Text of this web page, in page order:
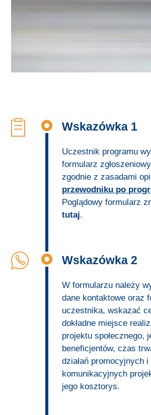
Edycja IV – 2022
Edycja II – 2020
Mapa projektów
Wskazówka 1
Uczestnik programu
formularz
zgodnie z zasadami
przewodniku po
Poglądowy formularz
tutaj.
Wskazówka 2
W formularzu należy
dane kontaktowe oraz
uczestnika, wskazać
dokładne miejsce
projektu społecznego,
beneficjentów, czas
działań promocyjnych i
komunikacyjnych
jego kosztorys.